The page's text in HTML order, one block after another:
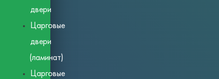
двери
Царговые
двери
(ламинат)
Царговые